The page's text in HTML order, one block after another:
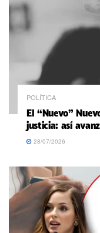
POLÍTICA
El “Nuevo”
justicia: así
28/07/2026